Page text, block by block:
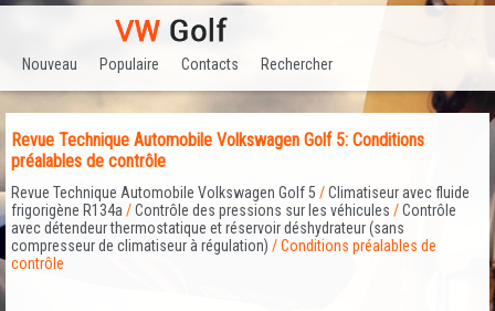
Nouveau Populaire Contacts Rechercher
Revue Technique Automobile Volkswagen Golf 5: Conditions
préalables de contrôle
Revue Technique Automobile Volkswagen Golf 5 /Climatiseur avec fluide
frigorigène R134a /Contrôle des pressions sur les véhicules /Contrôle
avec détendeur thermostatique et réservoir déshydrateur (sans
compresseur de climatiseur à régulation) / Conditions préalables de
contrôle